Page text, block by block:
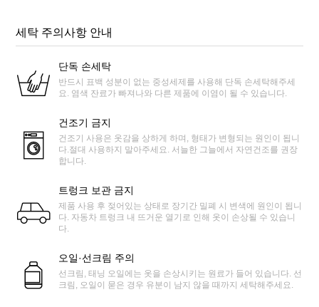
세탁 주의사항 안내
단독 손세탁
반드시 표백 성분이 없는 중성세제를 사용해 단독 손세탁해주세
요. 염색 잔료가 빠져나와 다른 제품에 이염이 될 수 있습니다.
건조기 금지
건조기 사용은 옷감을 상하게 하며, 형태가 변형되는 원인이 됩니
다.절대 사용하지 말아주세요. 서늘한 그늘에서 자연건조를 권장
합니다.
트렁크 보관 금지
제품 사용 후 젖어있는 상태로 장기간 밀폐 시 변색에 원인이 됩니
다. 자동차 트렁크 내 뜨거운 열기로 인해 옷이 손상될 수 있습니
다.
오일·선크림 주의
선크림, 태닝 오일에는 옷을 손상시키는 원료가 들어 있습니다. 선
크림, 오일이 묻은 경우 유분이 남지 않을 때까지 세탁해주세요.